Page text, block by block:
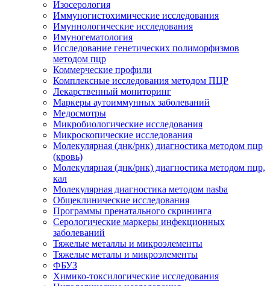
Изосерология
Иммуногистохимические исследования
Имуннологические исследования
Имуногематология
Исследование генетических полиморфизмов
методом пцр
Коммерческие профили
Комплексные исследования методом ПЦР
Лекарственный мониторинг
Маркеры аутоиммунных заболеваний
Медосмотры
Микробиологические исследования
Микроскопические исследования
Молекулярная (днк/рнк) диагностика методом пцр
(кровь)
Молекулярная (днк/рнк) диагностика методом пцр,
кал
Молекулярная диагностика методом nasba
Общеклинические исследования
Программы пренатального скрининга
Серологические маркеры инфекционных
заболеваний
Тяжелые металлы и микроэлементы
Тяжелые металы и микроэлементы
ФБУЗ
Химико-токсилогические исследования